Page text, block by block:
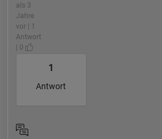
als 3
Jahre
vor | 1
Antwort
| 0
1
Antwort